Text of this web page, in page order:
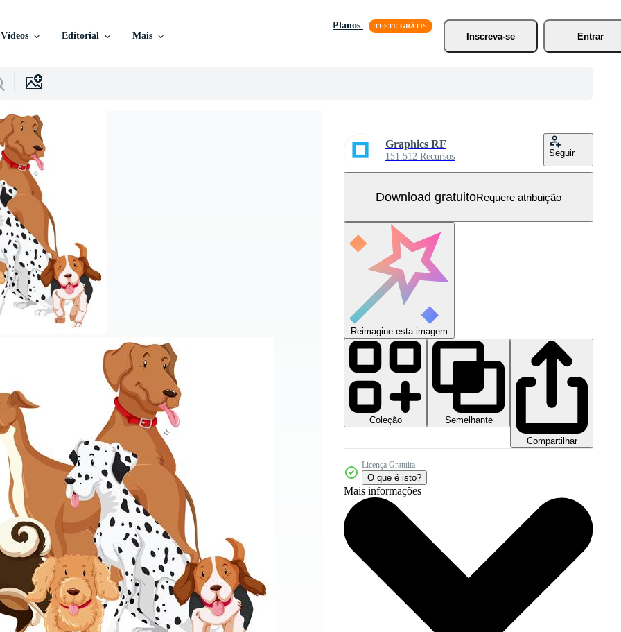
Vídeos Editorial Mais
Planos
Inscreva-se
Entrar
Graphics RF
151.512 Recursos Seguir
Download gratuitoRequere atribuição
Reimagine esta imagem
Coleção
Semelhante
Compartilhar
Licença Gratuita
O que é isto?
Mais informações